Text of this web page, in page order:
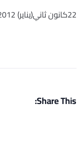
22كانون ثاني(يناير) 2012م
Share This: